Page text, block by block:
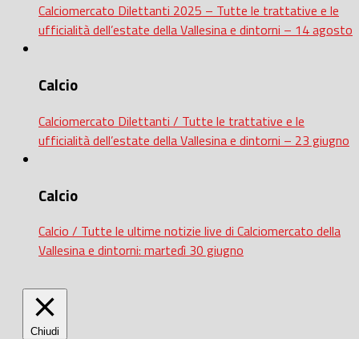
Calciomercato Dilettanti 2025 – Tutte le trattative e le
ufficialità dell’estate della Vallesina e dintorni – 14 agosto
Calcio
Calciomercato Dilettanti / Tutte le trattative e le
ufficialità dell’estate della Vallesina e dintorni – 23 giugno
Calcio
Calcio / Tutte le ultime notizie live di Calciomercato della
Vallesina e dintorni: martedì 30 giugno
Chiudi